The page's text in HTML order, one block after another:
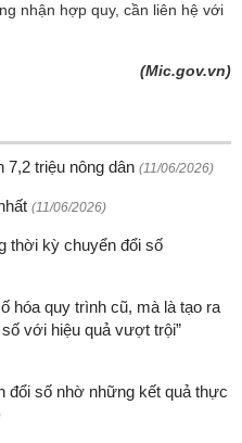
nhận hợp quy, cần liên hệ với
(Mic.gov.vn)
7,2 triệu nông dân (11/06/2026)
(11/06/2026)
thời kỳ chuyển đổi số
hóa quy trình cũ, mà là tạo ra
với hiệu quả vượt trội”
đổi số nhờ những kết quả thực